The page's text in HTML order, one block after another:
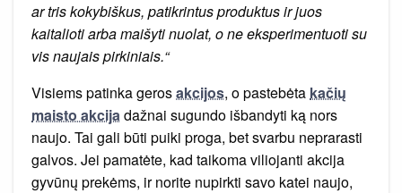
ar tris kokybiškus, patikrintus produktus ir juos
kaitalioti arba maišyti nuolat, o ne eksperimentuoti su
vis naujais pirkiniais.“
Visiems patinka gerosakcijos, o pastebėta kačių
maisto akcijadažnai sugundo išbandyti ką nors
naujo. Tai gali būti puiki proga, bet svarbu neprarasti
galvos. Jei pamatėte, kad taikoma viliojanti akcija
gyvūnų prekėms, ir norite nupirkti savo katei naujo,